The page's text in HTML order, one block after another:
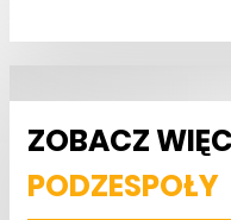
ZOBACZ
PODZESPOŁY